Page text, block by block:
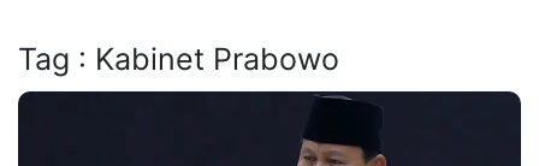
Tag : Kabinet Prabowo